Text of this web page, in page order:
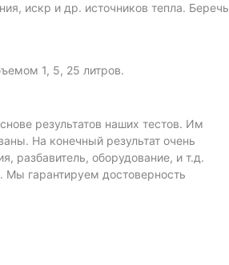
искр и др. источников тепла. Беречь
1, 5, 25 литров.
результатов наших тестов. Им
На конечный результат очень
разбавитель, оборудование, и т.д.
Мы гарантируем достоверность